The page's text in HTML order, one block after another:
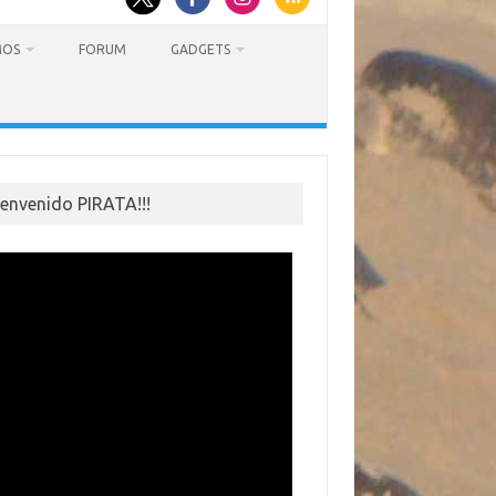
FORUM GADGETS
PIRATA!!!